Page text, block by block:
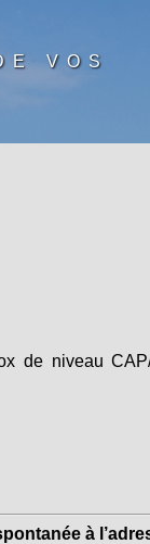
VOS
de niveau
à